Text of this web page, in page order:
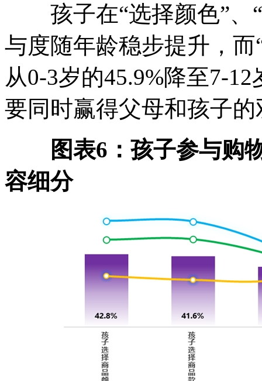
孩子在“选择颜色”、“
与度随年龄稳步提升，
从0-3岁的45.9%降至7-
要同时赢得父母和孩子
图表6：孩子参与
容细分